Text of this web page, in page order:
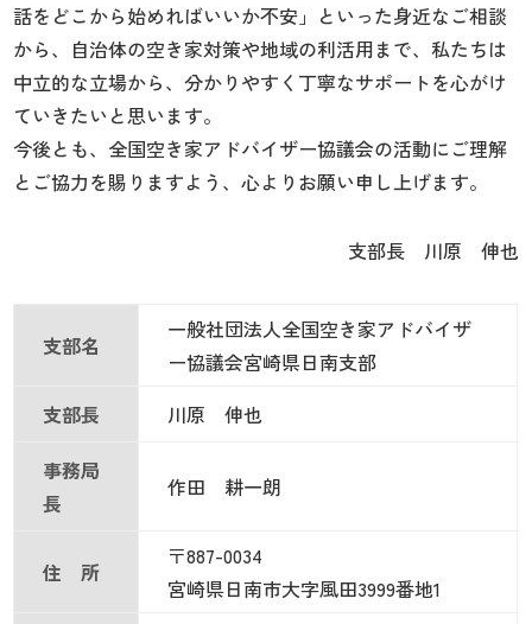
話をどこから始めればいいか不安」といった身近なご相談
から、自治体の空き家対策や地域の利活用まで、私たちは
中立的な立場から、分かりやすく丁寧なサポートを心がけ
ていきたいと思います。
今後とも、全国空き家アドバイザー協議会の活動にご理解
とご協力を賜りますよう、心よりお願い申し上げます。
支部長 川原 伸也
支部名
一般社団法人全国空き家アドバイザ
ー協議会宮崎県日南支部
支部長
川原 伸也
事務局
長
作田 耕一朗
住 所
〒887-0034
宮崎県日南市大字風田3999番地1